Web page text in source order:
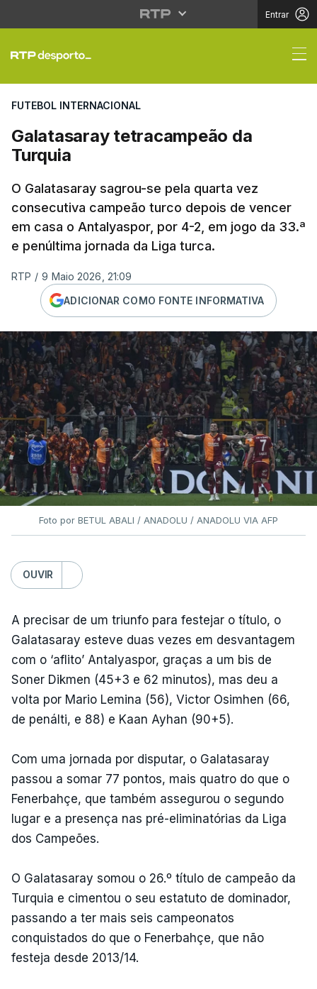
Entrar
Galatasaray
FUTEBOL INTERNACIONAL
Galatasaray tetracampeão da
Turquia
O Galatasaray sagrou-se pela quarta vez
consecutiva campeão turco depois de vencer
em casa o Antalyaspor, por 4-2, em jogo da 33.ª
e penúltima jornada da Liga turca.
RTP / 9 Maio 2026, 21:09
ADICIONAR COMO FONTE INFORMATIVA
Foto por BETUL ABALI / ANADOLU / ANADOLU VIA AFP
OUVIR
A precisar de um triunfo para festejar o título, o
Galatasaray esteve duas vezes em desvantagem
com o ‘aflito’ Antalyaspor, graças a um bis de
Soner Dikmen (45+3 e 62 minutos), mas deu a
volta por Mario Lemina (56), Victor Osimhen (66,
de penálti, e 88) e Kaan Ayhan (90+5).
Com uma jornada por disputar, o Galatasaray
passou a somar 77 pontos, mais quatro do que o
Fenerbahçe, que também assegurou o segundo
lugar e a presença nas pré-eliminatórias da Liga
dos Campeões.
O Galatasaray somou o 26.º título de campeão da
Turquia e cimentou o seu estatuto de dominador,
passando a ter mais seis campeonatos
conquistados do que o Fenerbahçe, que não
festeja desde 2013/14.